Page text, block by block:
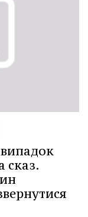
сказ.